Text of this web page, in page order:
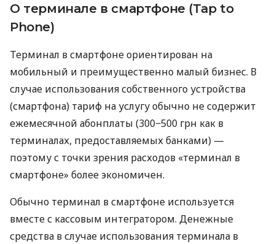
О терминале в смартфоне (Tap to
Phone)
Терминал в смартфоне ориентирован на
мобильный и преимущественно малый бизнес. В
случае использования собственного устройства
(смартфона) тариф на услугу обычно не содержит
ежемесячной абонплаты (300−500 грн как в
терминалах, предоставляемых банками) —
поэтому с точки зрения расходов «терминал в
смартфоне» более экономичен.
Обычно терминал в смартфоне используется
вместе с кассовым интегратором. Денежные
средства в случае использования терминала в